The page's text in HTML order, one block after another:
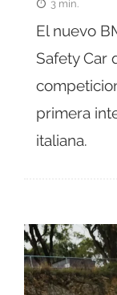
3 min.
El nuevo
Safety Car
primera
italiana.